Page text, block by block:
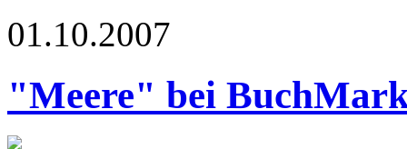
01.10.2007
"Meere" bei